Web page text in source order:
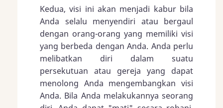
Kedua, visi ini akan menjadi kabur bila
Anda selalu menyendiri atau bergaul
dengan orang-orang yang memiliki visi
yang berbeda dengan Anda. Anda perlu
melibatkan diri dalam suatu
persekutuan atau gereja yang dapat
menolong Anda mengembangkan visi
Anda. Bila Anda melakukannya seorang